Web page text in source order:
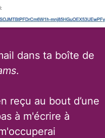
dans ta boîte de
.
reçu au bout d’une
à m'écrire à